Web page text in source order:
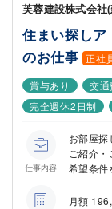
芙蓉建設株式会社
住まい探し
のお仕事 正社
賞与あり
交
完全週休2日制
仕事内容
お部屋
ご紹介
希望条件
月額